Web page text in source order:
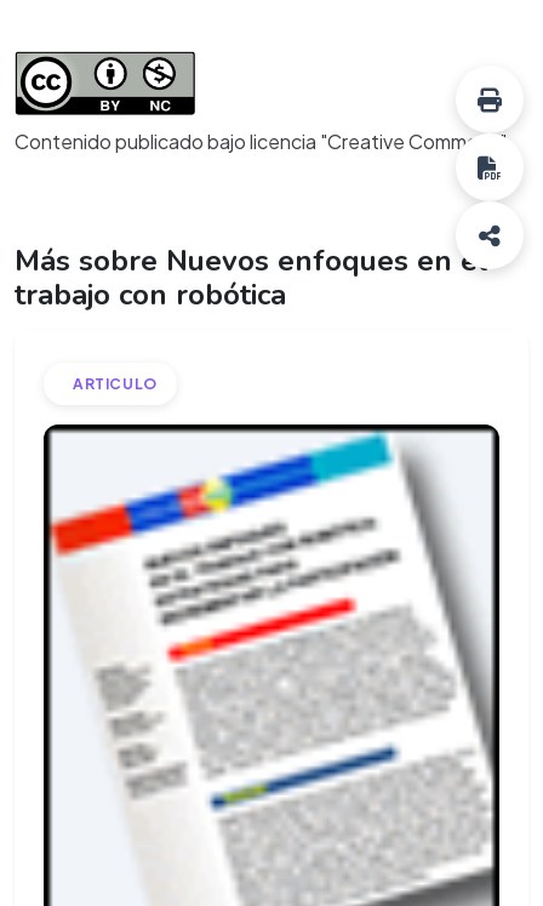
Contenido publicado bajo licencia "Creative Commons"
Más sobre Nuevos enfoques en el
trabajo con robótica
ARTICULO